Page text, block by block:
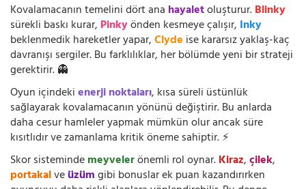
Kovalamacanın temelini dört ana hayaletoluşturur.Blinky
sürekli baskı kurar, Pinkyönden kesmeye çalışır, Inky
beklenmedik hareketler yapar,Clyde ise kararsız yaklaş-kaç
davranışı sergiler. Bu farklılıklar, her bölümde yeni bir strateji
gerektirir. 👻
Oyun içindekienerji noktaları, kısa süreli üstünlük
sağlayarak kovalamacanın yönünü değiştirir. Bu anlarda
daha cesur hamleler yapmak mümkün olur ancak süre
kısıtlıdır ve zamanlama kritik öneme sahiptir. ⚡
Skor sistemindemeyvelerönemli rol oynar.Kiraz,çilek,
portakalveüzümgibi bonuslar ek puan kazandırırken